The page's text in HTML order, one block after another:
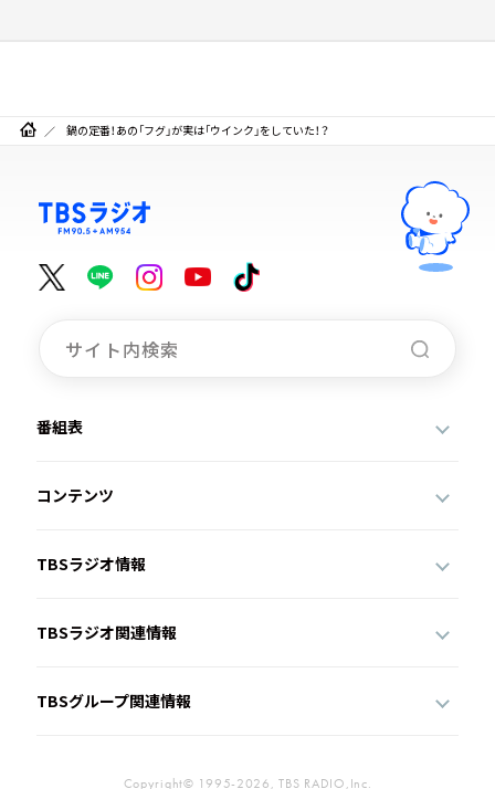
鍋の定番！あの「フグ」が実は「ウインク」をしていた！？
番組表
コンテンツ
TBSラジオ情報
TBSラジオ関連情報
TBSグループ関連情報
Copyright© 1995-2026, TBS RADIO,Inc.